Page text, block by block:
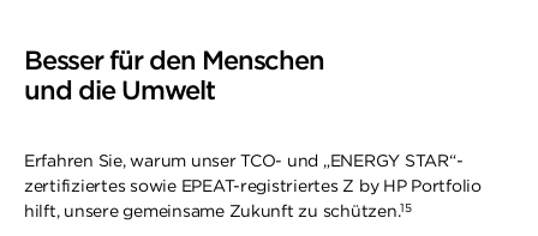
Besser für den Menschen
und die Umwelt
Erfahren Sie, warum unser TCO- und „ENERGY STAR“-
zertifiziertes sowie EPEAT-registriertes Z by HP Portfolio
hilft, unsere gemeinsame Zukunft zu schützen.15